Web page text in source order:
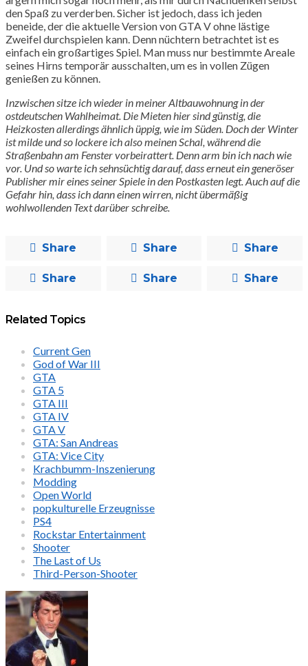
den Spaß zu verderben. Sicher ist jedoch, dass ich jeden
beneide, der die aktuelle Version von GTA V ohne lästige
Zweifel durchspielen kann. Denn nüchtern betrachtet ist es
einfach ein großartiges Spiel. Man muss nur bestimmte Areale
seines Hirns temporär ausschalten, um es in vollen Zügen
genießen zu können.
Inzwischen sitze ich wieder in meiner Altbauwohnung in der
ostdeutschen Wahlheimat. Die Mieten hier sind günstig, die
Heizkosten allerdings ähnlich üppig, wie im Süden. Doch der Winter
ist milde und so lockere ich also meinen Schal, während die
Straßenbahn am Fenster vorbeirattert. Denn arm bin ich nach wie
vor. Und so warte ich sehnsüchtig darauf, dass erneut ein generöser
Publisher mir eines seiner Spiele in den Postkasten legt. Auch auf die
Gefahr hin, dass ich dann einen wirren, nicht übermäßig
wohlwollenden Text darüber schreibe.
Share Share Share
Share Share Share
Related Topics
Current Gen
God of War III
GTA
GTA 5
GTA III
GTA IV
GTA V
GTA: San Andreas
GTA: Vice City
Krachbumm-Inszenierung
Modding
Open World
popkulturelle Erzeugnisse
PS4
Rockstar Entertainment
Shooter
The Last of Us
Third-Person-Shooter